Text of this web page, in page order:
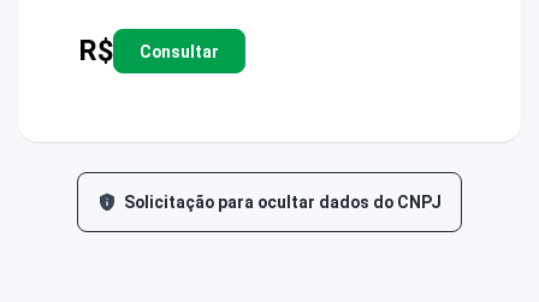
R$ Consultar
Solicitação para ocultar dados do CNPJ